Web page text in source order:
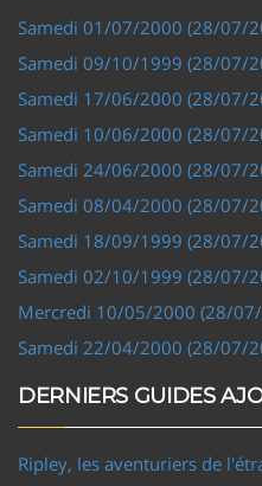
Samedi 01/07/2000 (28/07/
Samedi 09/10/1999 (28/07/
Samedi 17/06/2000 (28/07/
Samedi 10/06/2000 (28/07/
Samedi 24/06/2000 (28/07/
Samedi 08/04/2000 (28/07/
Samedi 18/09/1999 (28/07/
Samedi 02/10/1999 (28/07/
Mercredi 10/05/2000 (28/
Samedi 22/04/2000 (28/07/
DERNIERS GUIDES
Ripley, les aventuriers de